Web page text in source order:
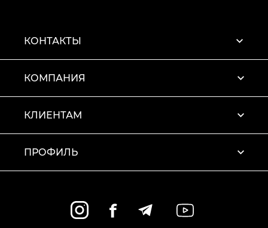
КОНТАКТЫ
КОМПАНИЯ
КЛИЕНТАМ
ПРОФИЛЬ